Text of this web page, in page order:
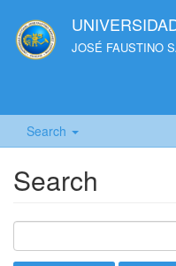
JOSÉ FAUSTINO
Search
Search